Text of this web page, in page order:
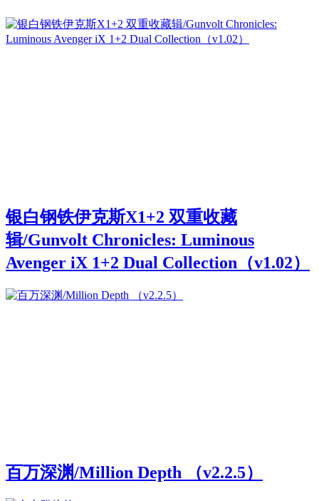
银白钢铁伊克斯X1+2 双重收藏
辑/Gunvolt Chronicles: Luminous
Avenger iX 1+2 Dual Collection（v1.02）
百万深渊/Million Depth （v2.2.5）